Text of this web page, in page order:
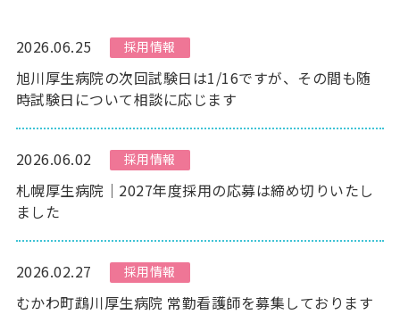
2026.06.25 採用情報
旭川厚生病院の次回試験日は1/16ですが、その間も随
時試験日について相談に応じます
2026.06.02 採用情報
札幌厚生病院｜2027年度採用の応募は締め切りいたし
ました
2026.02.27 採用情報
むかわ町鵡川厚生病院 常勤看護師を募集しております